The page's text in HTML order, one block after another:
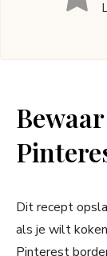
Dit recept
als je wilt
Pinterest